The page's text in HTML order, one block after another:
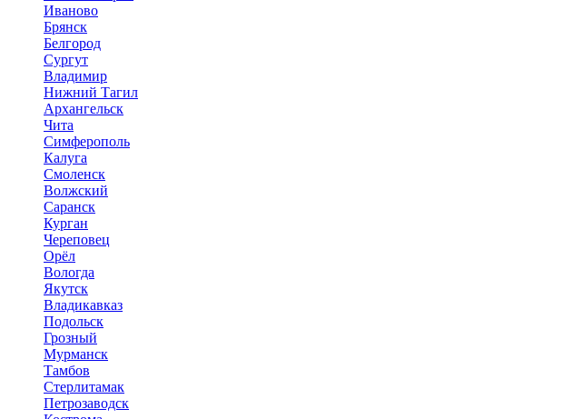
Иваново
Брянск
Белгород
Сургут
Владимир
Нижний Тагил
Архангельск
Чита
Симферополь
Калуга
Смоленск
Волжский
Саранск
Курган
Череповец
Орёл
Вологда
Якутск
Владикавказ
Подольск
Грозный
Мурманск
Тамбов
Стерлитамак
Петрозаводск